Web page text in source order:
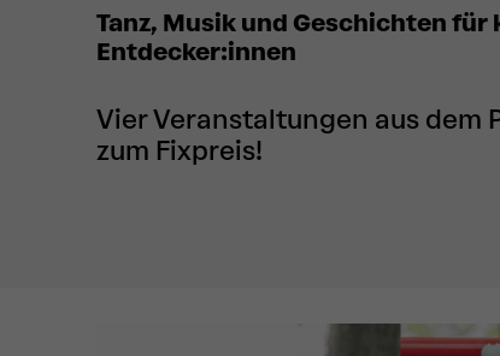
Tanz, Musik und Geschichten für
Entdecker:innen
Vier Veranstaltungen aus dem
zum Fixpreis!